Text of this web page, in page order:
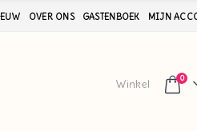
OVER ONS GASTENBOEK MIJN
Winkel 0